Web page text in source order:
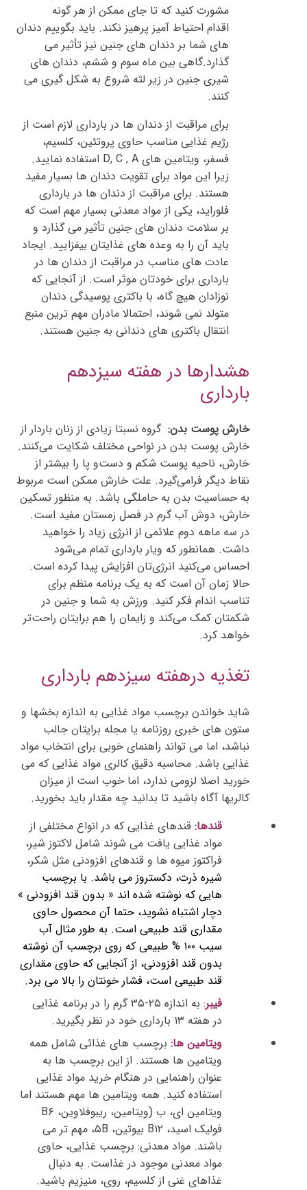
مشورت کنید که تا جای ممکن از هر گونه
اقدام احتیاط آمیز پرهیز نکند. باید بگوییم دندان
های شما بر دندان های جنین نیز تأثیر می
گذارد.گاهی بین ماه سوم و ششم، دندان های
شیری جنین در زیر لثه شروع به شکل گیری می
کنند.
برای مراقبت از دندان ها در بارداری لازم است از
رژیم غذایی مناسب حاوی پروتئین، کلسیم،
فسفر، ویتامین های D, C , A استفاده نمایید.
زیرا این مواد برای تقویت دندان ها بسیار مفید
هستند. برای مراقبت از دندان ها در بارداری
فلوراید، یکی از مواد معدنی بسیار مهم است که
بر سلامت دندان های جنین تأثیر می گذارد و
باید آن را به وعده های غذایتان بیفزایید. ایجاد
عادت های مناسب در مراقبت از دندان ها در
بارداری برای خودتان موثر است. از آنجایی که
نوزادان هیچ گاه، با باکتری پوسیدگی دندان
متولد نمی شوند، احتمالا مادران مهم ترین منبع
انتقال باکتری های دندانی به جنین هستند.
هشدارها در هفته سیزدهم
بارداری
خارش پوست بدن: گروه نسبتا زیادی از زنان باردار از
خارش پوست بدن در نواحی مختلف شکایت می‌کنند.
خارش، ناحیه پوست شکم و دست‌و پا را بیشتر از
نقاط دیگر فرامی‌گیرد. علت خارش ممکن است مربوط
به حساسیت بدن به حاملگی باشد. به منظور تسکین
خارش، دوش آب گرم در فصل زمستان مفید است.
در سه ماهه دوم علائمی از انرژی زیاد را خواهید
داشت. همانطور که ویار بارداری تمام می‌شود
احساس می‌کنید انرژی‌تان افزایش پیدا کرده است.
حالا زمان آن است که به یک برنامه منظم برای
تناسب اندام فکر کنید. ورزش به شما و جنین در
شکمتان کمک می‌کند و زایمان را هم برایتان راحت‌تر
خواهد کرد.
تغذیه درهفته سیزدهم بارداری
شاید خواندن برچسب مواد غذایی به اندازه بخشها و
ستون های خبری روزنامه یا مجله برایتان جالب
نباشد، اما می تواند راهنمای خوبی برای انتخاب مواد
غذایی باشد. محاسبه دقیق کالری مواد غذایی که می
خورید اصلا لزومی ندارد، اما خوب است از میزان
کالریها آگاه باشید تا بدانید چه مقدار باید بخورید.
قندها: قندهای غذایی که در انواع مختلفی از
مواد غذایی یافت می شوند شامل لاکتوز شیر،
فراکتوز میوه ها و قندهای افزودنی مثل شکر،
شیره ذرت، دکستروز می باشد. با برچسب
هایی که نوشته شده اند « بدون قند افزودنی »
دچار اشتباه نشوید، حتما آن محصول حاوی
مقداری قند طبیعی است. به طور مثال آب
سیب ۱۰۰ % طبیعی که روی برچسب آن نوشته
بدون قند افزودنی، از آنجایی که حاوی مقداری
قند طبیعی است، فشار خونتان را بالا می برد.
فیبر:
به اندازه ۲۵-۳۵ گرم را در برنامه غذایی
در هفته ۱۳ بارداری خود در نظر بگیرید.
ویتامین ها: برچسب های غذائی شامل همه
ویتامین ها هستند. از این برچسب ها به
عنوان راهنمایی در هنگام خرید مواد غذایی
استفاده کنید. همه ویتامین ها مهم هستند اما
ویتامین ای، ب (ویتامین، ریبوفلاوین، B۶
فولیک اسید، B۱۲ بیوتین، ۵B، مهم تر می
باشند. مواد معدنی: برچسب غذایی، حاوی
مواد معدنی موجود در غذاست. به دنبال
غذاهای غنی از کلسیم، روی، منیزیم باشید.